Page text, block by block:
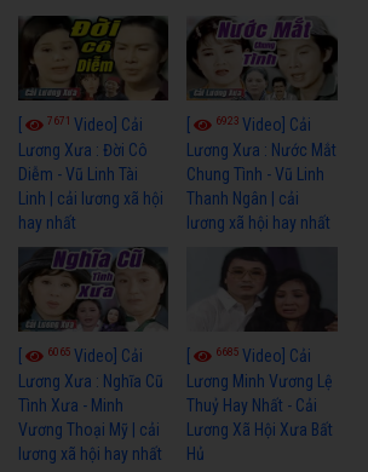
7671 Video] Cải
Lương Xưa : Đời Cô
Diễm - Vũ Linh Tài
Linh | cải lương xã hội
hay nhất
6923Video] Cải
Lương Xưa : Nước Mắt
Chung Tình - Vũ Linh
Thanh Ngân | cải
lương xã hội hay nhất
6065 Video] Cải
Lương Xưa : Nghĩa Cũ
Tình Xưa - Minh
Vương Thoại Mỹ | cải
lương xã hội hay nhất
6685Video] Cải
Lương Minh Vương Lệ
Thuỷ Hay Nhất - Cải
Lương Xã Hội Xưa Bất
Hủ